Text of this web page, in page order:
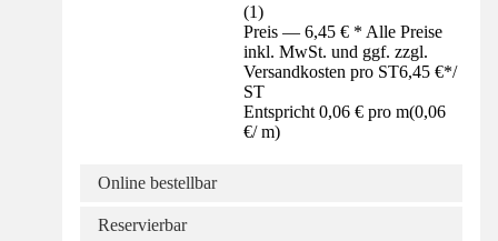
(1)
Preis — 6,45 € * Alle Preise
inkl. MwSt. und ggf. zzgl.
Versandkosten pro ST6,45 €*/
ST
Entspricht 0,06 € pro m(0,06
€/ m)
Online bestellbar
Reservierbar